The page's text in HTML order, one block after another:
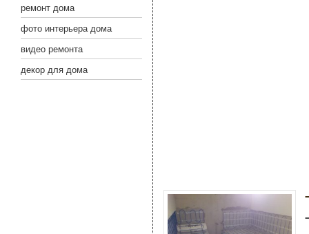
ремонт дома
фото интерьера дома
видео ремонта
декор для дома